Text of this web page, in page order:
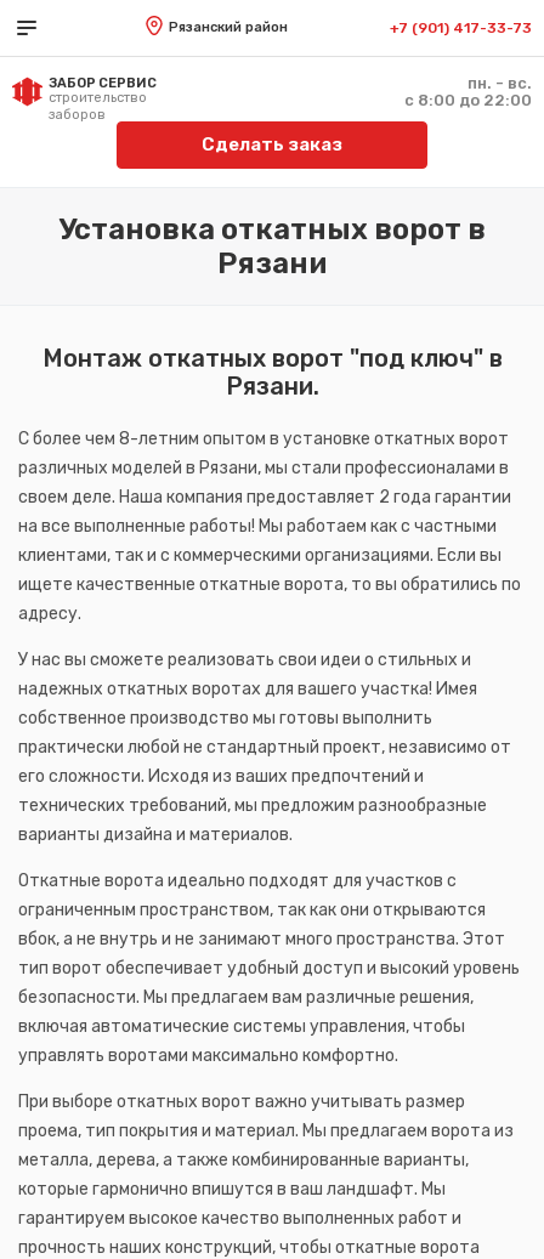
Рязанский район +7 (901) 417-33-73
ЗАБОР СЕРВИС
строительство
заборов
пн. - вс.
с 8:00 до 22:00
Сделать заказ
Установка откатных ворот в
Рязани
Монтаж откатных ворот "под ключ" в
Рязани.
С более чем 8-летним опытом в установке откатных ворот
различных моделей в Рязани, мы стали профессионалами в
своем деле. Наша компания предоставляет 2 года гарантии
на все выполненные работы! Мы работаем как с частными
клиентами, так и с коммерческими организациями. Если вы
ищете качественные откатные ворота, то вы обратились по
адресу.
У нас вы сможете реализовать свои идеи о стильных и
надежных откатных воротах для вашего участка! Имея
собственное производство мы готовы выполнить
практически любой не стандартный проект, независимо от
его сложности. Исходя из ваших предпочтений и
технических требований, мы предложим разнообразные
варианты дизайна и материалов.
Откатные ворота идеально подходят для участков с
ограниченным пространством, так как они открываются
вбок, а не внутрь и не занимают много пространства. Этот
тип ворот обеспечивает удобный доступ и высокий уровень
безопасности. Мы предлагаем вам различные решения,
включая автоматические системы управления, чтобы
управлять воротами максимально комфортно.
При выборе откатных ворот важно учитывать размер
проема, тип покрытия и материал. Мы предлагаем ворота из
металла, дерева, а также комбинированные варианты,
которые гармонично впишутся в ваш ландшафт. Мы
гарантируем высокое качество выполненных работ и
прочность наших конструкций, чтобы откатные ворота